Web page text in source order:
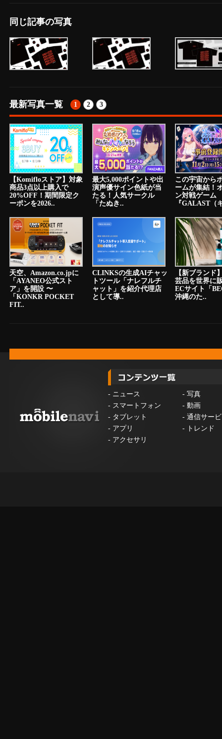
同じ記事の写真
最新写真一覧 1 2 3
【Komifloストア】対象
商品3点以上購入で
20%OFF！期間限定ク
ーポンを2026..
最大5,000ポイントや出
演声優サイン色紙が当
たる！人気サークル
「たぬき..
この宇宙から
ームが集結！
ン対戦ゲーム
『GALAST（
天空、Amazon.co.jpに
「AYANEO公式スト
ア」を開設 〜
「KONKR POCKET
FIT..
CLINKSの生成AIチャッ
トツール「ナレフルチ
ャット」を紹介代理店
として導..
【新ブランド
芸品を世界に
ECサイト「
沖縄のた..
- ニュース - 写真
- スマートフォン - 動画
- タブレット - 通信サー
- アプリ -
トレンド
- アクセサリ